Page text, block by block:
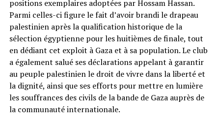
positions exemplaires adoptées par Hossam Hassan.
Parmi celles-ci figure le fait d’avoir brandi le drapeau
palestinien après la qualification historique de la
sélection égyptienne pour les huitièmes de finale, tout
en dédiant cet exploit à Gaza et à sa population. Le club
a également salué ses déclarations appelant à garantir
au peuple palestinien le droit de vivre dans la liberté et
la dignité, ainsi que ses efforts pour mettre en lumière
les souffrances des civils de la bande de Gaza auprès de
la communauté internationale.